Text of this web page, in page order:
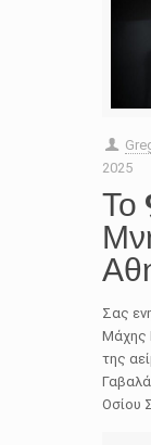
2025
Το
Σας
Μάχης
της
Οσίου